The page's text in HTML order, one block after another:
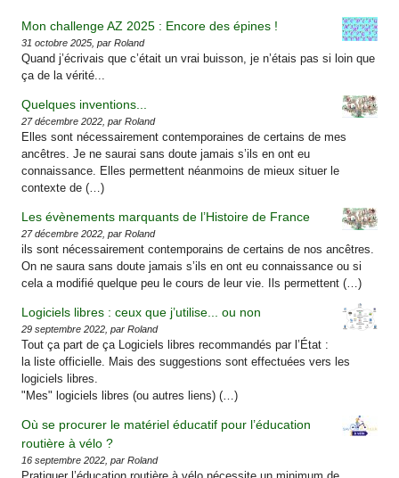
Mon challenge AZ 2025 : Encore des épines !
31 octobre 2025, par Roland
Quand j’écrivais que c’était un vrai buisson, je n’étais pas si loin que
ça de la vérité...
Quelques inventions...
27 décembre 2022, par Roland
Elles sont nécessairement contemporaines de certains de mes
ancêtres. Je ne saurai sans doute jamais s’ils en ont eu
connaissance. Elles permettent néanmoins de mieux situer le
contexte de (…)
Les évènements marquants de l’Histoire de France
27 décembre 2022, par Roland
ils sont nécessairement contemporains de certains de nos ancêtres.
On ne saura sans doute jamais s’ils en ont eu connaissance ou si
cela a modifié quelque peu le cours de leur vie. Ils permettent (…)
Logiciels libres : ceux que j’utilise... ou non
29 septembre 2022, par Roland
Tout ça part de ça Logiciels libres recommandés par l’État :
la liste officielle. Mais des suggestions sont effectuées vers les
logiciels libres.
"Mes" logiciels libres (ou autres liens) (…)
Où se procurer le matériel éducatif pour l’éducation
routière à vélo ?
16 septembre 2022, par Roland